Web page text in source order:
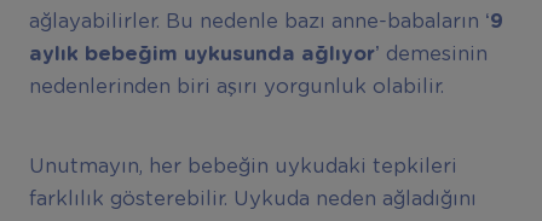
ağlayabilirler. Bu nedenle bazı anne-babaların ‘9
ayl ı k bebeğim uykusunda ağ ıyor’ demesinin
nedenlerinden biri aşırı yorgunluk olabilir.
Unutmayın, her bebeğin uykudaki tepkileri
farklılık gösterebilir. Uykuda neden ağladığını